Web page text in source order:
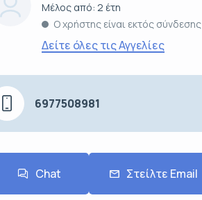
Μέλος από: 2 έτη
Ο χρήστης είναι εκτός σύνδεσης
Δείτε όλες τις Αγγελίες
6977508981
Chat Στείλτε Email